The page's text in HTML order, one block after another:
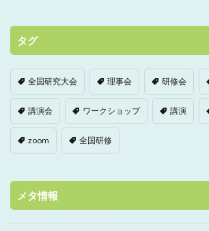
タグ
全国研究大会 理事会 研修会
講演会 ワークショップ 講演
zoom 全国研修
メタ情報